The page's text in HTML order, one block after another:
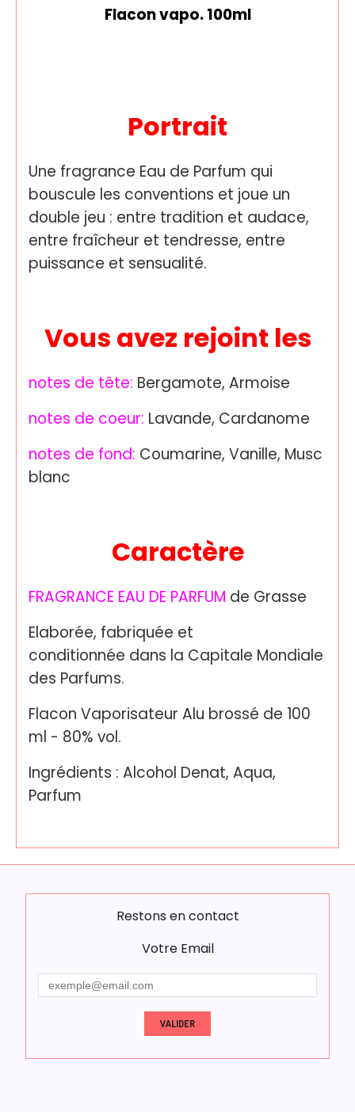
Flacon vapo. 100ml
Portrait
Une fragrance Eau de Parfum qui
bouscule les conventions et joue un
double jeu : entre tradition et audace,
entre fraîcheur et tendresse, entre
puissance et sensualité.
Vous avez rejoint les
notes de tête: Bergamote, Armoise
notes de coeur: Lavande, Cardanome
notes de fond: Coumarine, Vanille, Musc
blanc
Caractère
FRAGRANCE EAU DE PARFUM de Grasse
Elaborée, fabriquée et
conditionnée dans la Capitale Mondiale
des Parfums.
Flacon Vaporisateur Alu brossé de 100
ml - 80% vol.
Ingrédients : Alcohol Denat, Aqua,
Parfum
Restons en contact
Votre Email